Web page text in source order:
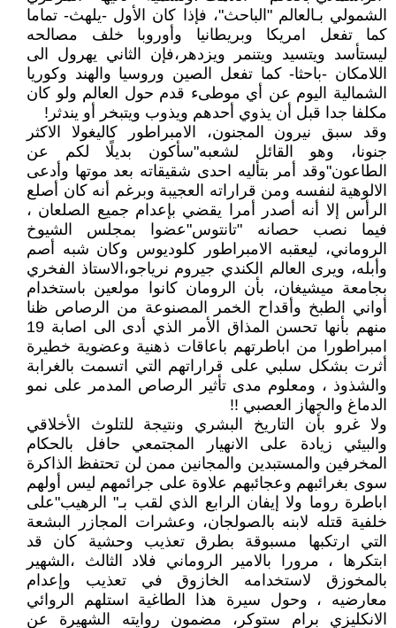
الشمولي بـالعالم "الباحث"، فإذا كان الأول -يلهث- تماما
كما تفعل امريكا وبريطانيا وأوروبا خلف مصالحه
ليستأسد ويتسيد ويتنمر ويزدهر،فإن الثاني يهرول الى
اللامكان -باحثا- كما تفعل الصين وروسيا والهند وكوريا
الشمالية اليوم عن أي موطىء قدم حول العالم ولو كان
مكلفا جدا قبل أن يذوي أحدهم ويذوب ويتبخر أو يندثر!
وقد سبق نيرون المجنون، الامبراطور كاليغولا الاكثر
جنونا، وهو القائل لشعبه"سأكون بديلًا لكم عن
الطاعون"وقد أمر بتأليه احدى شقيقاته بعد موتها وأدعى
الالوهية لنفسه ومن قراراته العجيبة وبرغم أنه كان أصلع
الرأس إلا أنه أصدر أمرا يقضي بإعدام جميع الصلعان ،
فيما نصب حصانه "تانتوس"عضوا بمجلس الشيوخ
الروماني، ليعقبه الامبراطور كلوديوس وكان شبه أصم
وأبله، ويرى العالم الكندي جيروم نرياجو،الاستاذ الفخري
بجامعة ميشيغان، بأن الرومان كانوا مولعين باستخدام
أواني الطبخ وأقداح الخمر المصنوعة من الرصاص ظنا
منهم بأنها تحسن المذاق الأمر الذي أدى الى اصابة 19
امبراطورا من اباطرتهم باعاقات ذهنية وعضوية خطيرة
أثرت بشكل سلبي على قراراتهم التي اتسمت بالغرابة
والشذوذ ، ومعلوم مدى تأثير الرصاص المدمر على نمو
الدماغ والجهاز العصبي !!
ولا غرو بأن التاريخ البشري ونتيجة للتلوث الأخلاقي
والبيئي زيادة على الانهيار المجتمعي حافل بالحكام
المخرفين والمستبدين والمجانين ممن لن تحتفظ الذاكرة
سوى بغرائبهم وعجائبهم علاوة على جرائمهم ليس أولهم
اباطرة روما ولا إيفان الرابع الذي لقب بـ" الرهيب"على
خلفية قتله لابنه بالصولجان، وعشرات المجازر البشعة
التي ارتكبها مسبوقة بطرق تعذيب وحشية كان قد
ابتكرها ، مرورا بالامير الروماني فلاد الثالث ،الشهير
بالمخوزق لاستخدامه الخازوق في تعذيب وإعدام
معارضيه ، وحول سيرة هذا الطاغية استلهم الروائي
الانكليزي برام ستوكر، مضمون روايته الشهيرة عن